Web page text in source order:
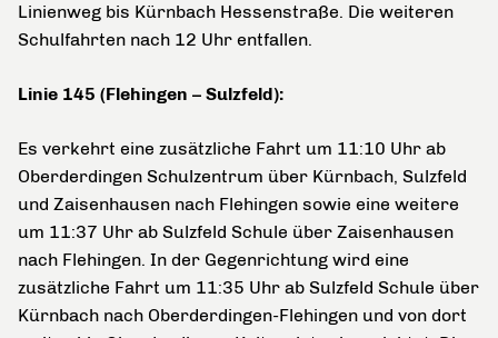
Linienweg bis Kürnbach Hessenstraße. Die weiteren
Schulfahrten nach 12 Uhr entfallen.
Linie 145 (Flehingen – Sulzfeld):
Es verkehrt eine zusätzliche Fahrt um 11:10 Uhr ab
Oberderdingen Schulzentrum über Kürnbach, Sulzfeld
und Zaisenhausen nach Flehingen sowie eine weitere
um 11:37 Uhr ab Sulzfeld Schule über Zaisenhausen
nach Flehingen. In der Gegenrichtung wird eine
zusätzliche Fahrt um 11:35 Uhr ab Sulzfeld Schule über
Kürnbach nach Oberderdingen-Flehingen und von dort